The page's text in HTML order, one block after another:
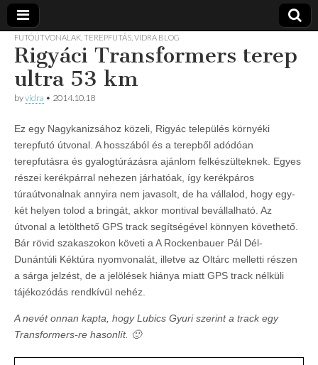
Vidra
Vízitúra
… vízitúra
szervezés,
vadvíz,
kajakoktatás,
kajak-kenu
vidraságok…
FUTÓÚTVONALAK TEREPFUTÁS VIDRA BLOG
Rigyáci Transformers terep
ultra 53 km
byvidra • 2014.10.18
Ez egy Nagykanizsához közeli, Rigyác település környéki
terepfutó útvonal. A hosszából és a terepből adódóan
terepfutásra és gyalogtúrázásra ajánlom felkészülteknek. Egyes
részei kerékpárral nehezen járhatóak, így kerékpáros
túraútvonalnak annyira nem javasolt, de ha vállalod, hogy egy-
két helyen tolod a bringát, akkor montival bevállalható. Az
útvonal a letölthető GPS track segítségével könnyen követhető.
Bár rövid szakaszokon követi a A Rockenbauer Pál Dél-
Dunántúli Kéktúra nyomvonalát, illetve az Oltárc melletti részen
a sárga jelzést, de a jelölések hiánya miatt GPS track nélküli
tájékozódás rendkívül nehéz.
A nevét onnan kapta, hogy Lubics Gyuri szerint a track egy
Transformers-re hasonlít. 🙂